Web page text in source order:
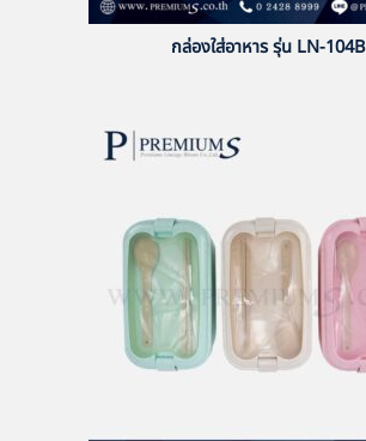
กล่องใส่อาหาร รุ่น LN-104B